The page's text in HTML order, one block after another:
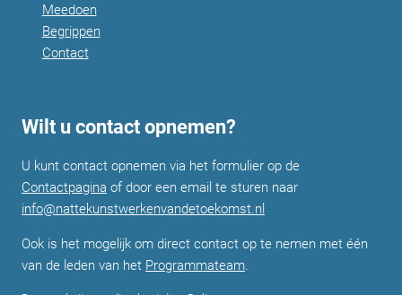
Meedoen
Begrippen
Contact
Wilt u contact opnemen?
U kunt contact opnemen via het formulier op de
Contactpagina of door een email te sturen naar
info@nattekunstwerkenvandetoekomst.nl
Ook is het mogelijk om direct contact op te nemen met één
van de leden van het Programmateam.